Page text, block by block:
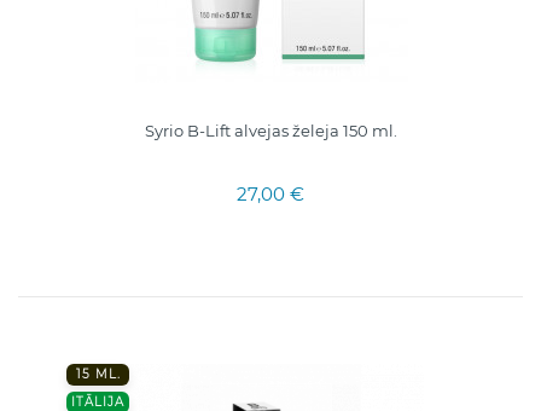
Syrio B-Lift alvejas želeja 150 ml.
27,00 €
15 ML.
ITĀLIJA